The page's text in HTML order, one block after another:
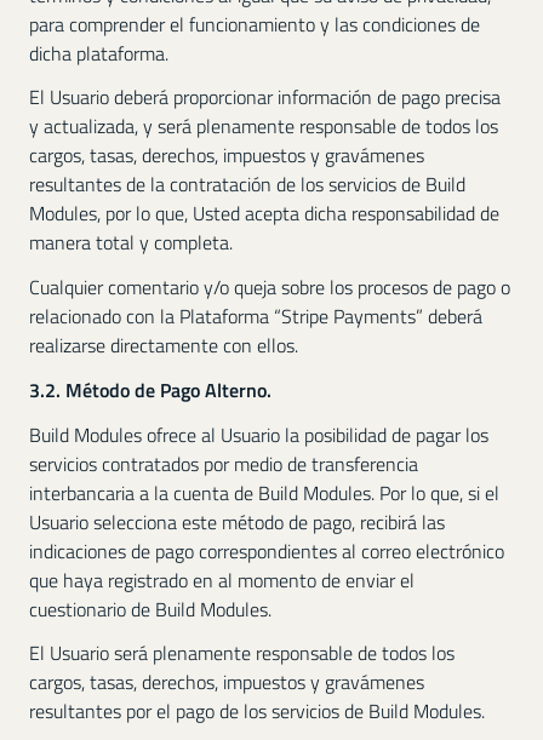
para comprender el funcionamiento y las condiciones de
dicha plataforma.
El Usuario deberá proporcionar información de pago precisa
y actualizada, y será plenamente responsable de todos los
cargos, tasas, derechos, impuestos y gravámenes
resultantes de la contratación de los servicios de Build
Modules, por lo que, Usted acepta dicha responsabilidad de
manera total y completa.
Cualquier comentario y/o queja sobre los procesos de pago o
relacionado con la Plataforma “Stripe Payments” deberá
realizarse directamente con ellos.
3.2. Método de Pago Alterno.
Build Modules ofrece al Usuario la posibilidad de pagar los
servicios contratados por medio de transferencia
interbancaria a la cuenta de Build Modules. Por lo que, si el
Usuario selecciona este método de pago, recibirá las
indicaciones de pago correspondientes al correo electrónico
que haya registrado en al momento de enviar el
cuestionario de Build Modules.
El Usuario será plenamente responsable de todos los
cargos, tasas, derechos, impuestos y gravámenes
resultantes por el pago de los servicios de Build Modules.